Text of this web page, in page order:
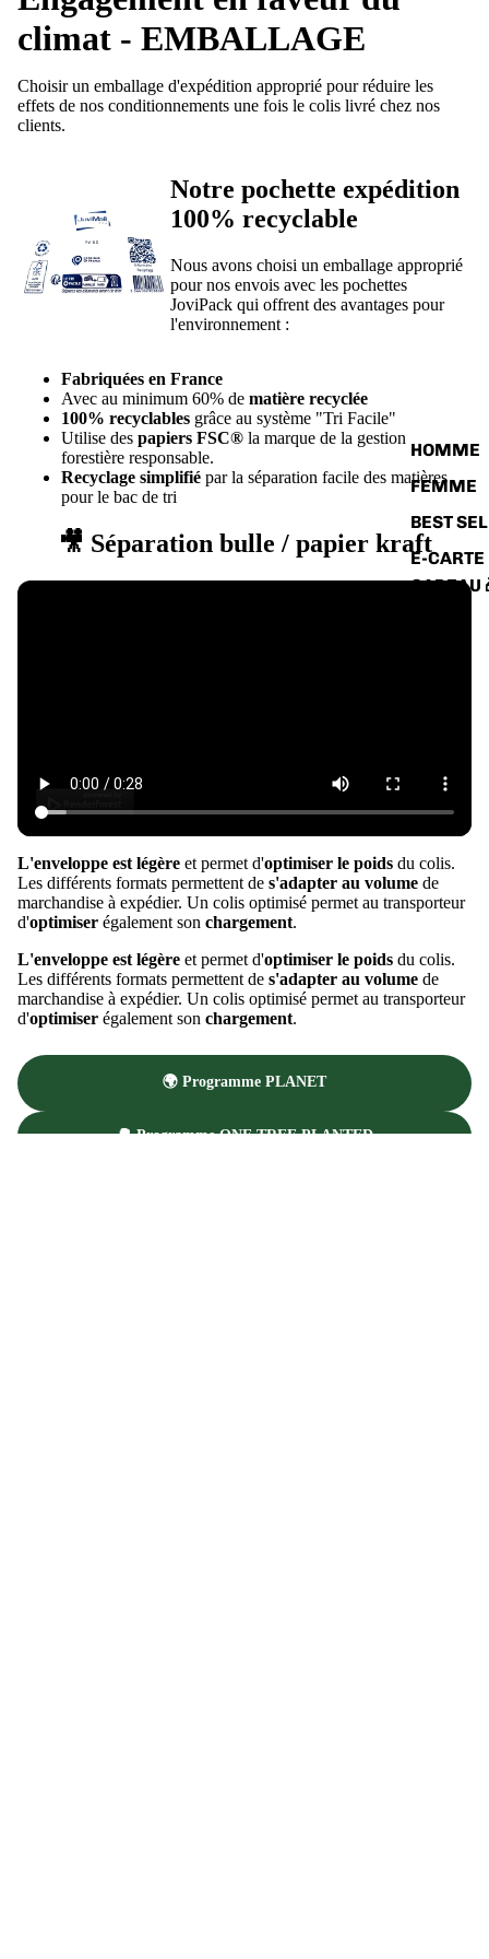
HOMME
FEMME
BEST
E-CARTE
CADEAU
climat - EMBALLAGE
Choisir un emballage d'expédition approprié pour réduire les
effets de nos conditionnements une fois le colis livré chez nos
clients.
Notre pochette expédition
100% recyclable
Nous avons choisi un emballage approprié
pour nos envois avec les pochettes
JoviPack qui offrent des avantages pour
l'environnement :
Fabriquées en France
Avec au minimum 60% de matière recyclée
100% recyclables grâce au système "Tri Facile"
Utilise des papiers FSC® la marque de la gestion
forestière responsable.
Recyclage simplifié par la séparation facile des matières
pour le bac de tri
🎥 Séparation bulle / papier kraft
L'enveloppe est légère et permet d'optimiser le poids du colis.
Les différents formats permettent de s'adapter au volume de
marchandise à expédier. Un colis optimisé permet au transporteur
d'optimiser également son chargement.
L'enveloppe est légère et permet d'optimiser le poids du colis.
Les différents formats permettent de s'adapter au volume de
marchandise à expédier. Un colis optimisé permet au transporteur
d'optimiser également son chargement.
🌍 Programme PLANET
🌳 Programme ONE TREE PLANTED